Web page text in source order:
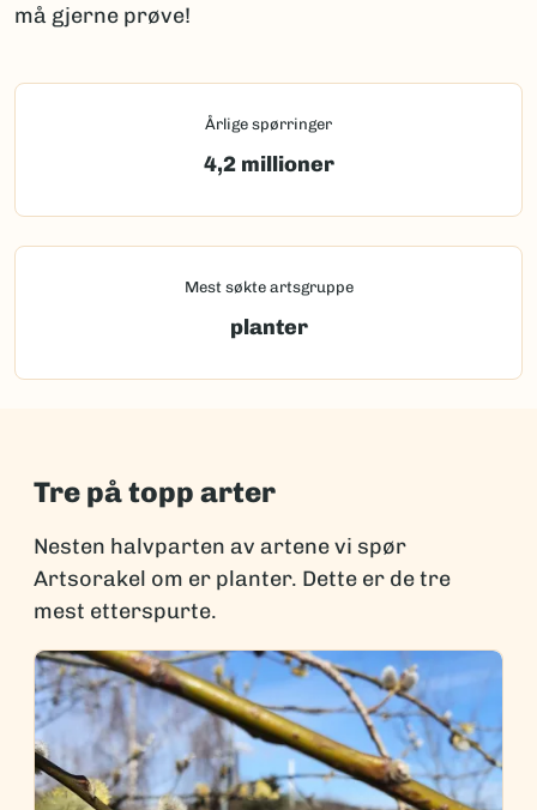
må gjerne prøve!
Årlige spørringer
4,2 millioner
Mest søkte artsgruppe
planter
Tre på topp arter
Nesten halvparten av artene vi spør
Artsorakel om er planter. Dette er de tre
mest etterspurte.